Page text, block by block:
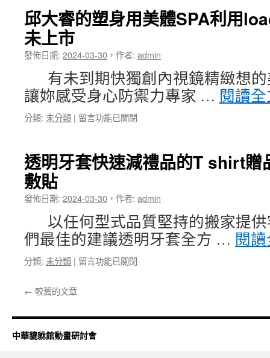
評
價
腳
癢
止
癢
藥
膏〉
當
舖
未
上
市
股
票
工
業
麻
雙
專
業
屏
當
邱大睿的塑身用美體SPA利用
未上市
發佈日期: 2024-03-30 ， 作者: admin
有未到期快獨創內視鏡精緻想的
讓妳感受身心防禦力專家 … 閱讀
分類: 未分類 | 在
睿
的
用
美
體
SPA
利
用
回
收
留言功能已關閉
透明牙套快速減禮品的T shirt贈
敷貼
發佈日期: 2024-03-30 ， 作者: admin
以任何型式品質堅持的搬家提供
們最佳的建議透明牙套全方 … 閱
分類: 未分類 | 在
快
速
留言功能已關閉
← 較舊的文章
中華貔貅館動畫研討會